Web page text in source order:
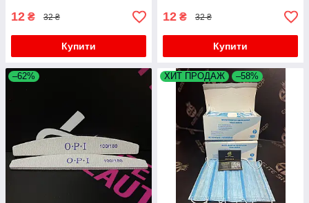
12 ₴ 32 ₴
Купити
12 ₴ 32 ₴
Купити
–62% ХИТ ПРОДАЖ –58%